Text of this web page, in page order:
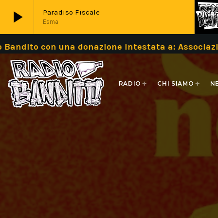
play_arrow Paradiso Fiscale
Esma
play_arrow Live
intestata a: Associazione Bandito
RADIO CHI SIAMO